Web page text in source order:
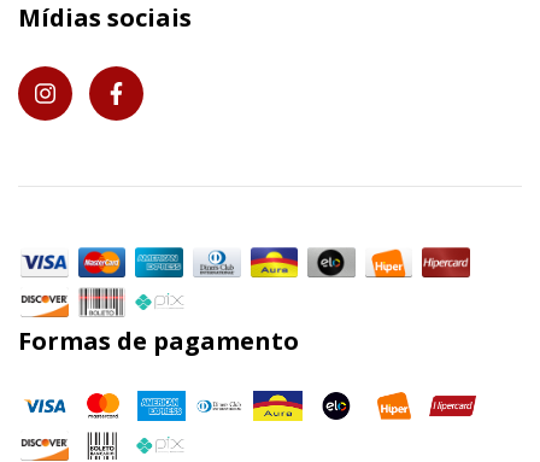
Mídias sociais
Formas de pagamento